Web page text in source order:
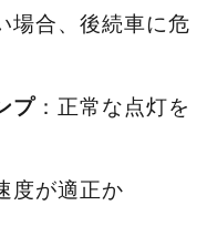
場合、後続車に危
プ ：正常な点灯を
度が適正か